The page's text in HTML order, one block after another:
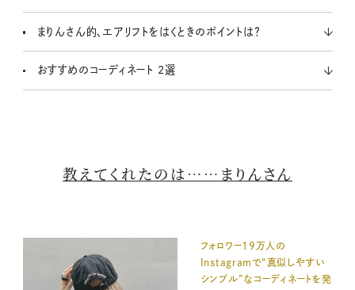
まりんさん的、エアリフトをはくときのポイントは？
おすすめのコーディネート 2選
教えてくれたのは……まりんさん
フォロワー19万人の
Instagramで“真似しやすい
シンプル”なコーディネートを発